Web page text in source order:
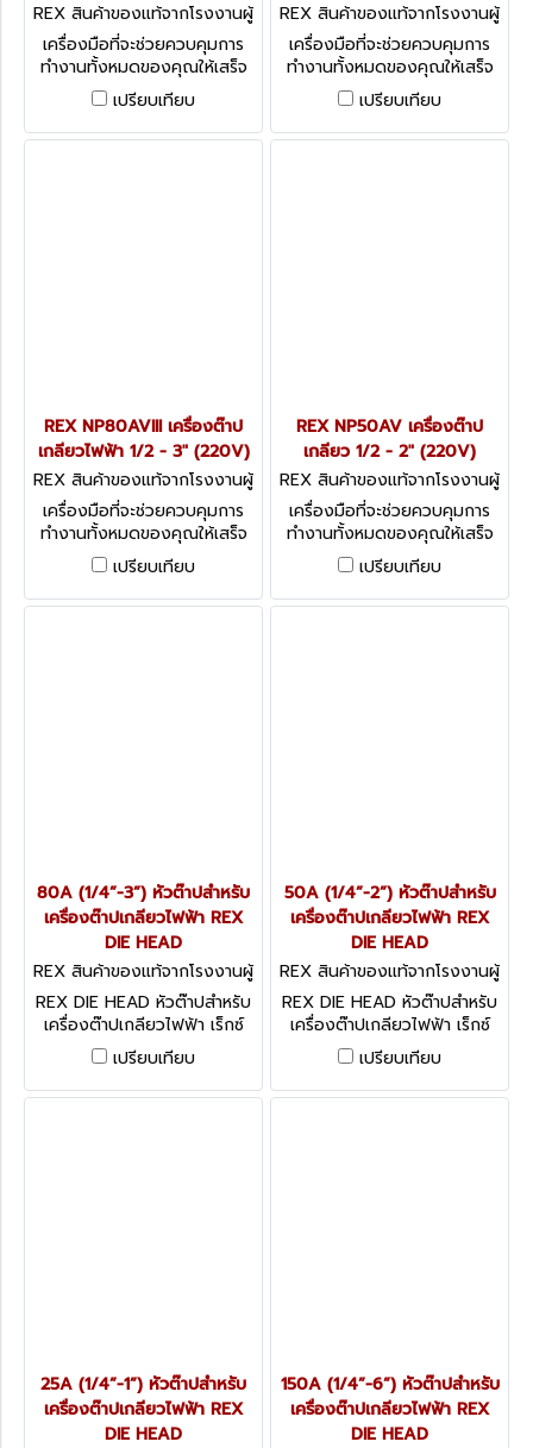
REX สินค้าของแท้จากโรงงานผู้
ผลิต NP80A
เครื่องมือที่จะช่วยควบคุมการ
ทำงานทั้งหมดของคุณให้เสร็จ
สิ้นในขั้นตอนเดียว โดยพื้นฐาน
แนวคิดใหม่ออกแบบมาเพื่อให้
ง่ายต่อการใช้งาน
เปรียบเทียบ
REX สินค้าของแท้จากโรงงานผู้
ผลิต NT50
เครื่องมือที่จะช่วยควบคุมการ
ทำงานทั้งหมดของคุณให้เสร็จ
สิ้นในขั้นตอนเดียว โดยพื้นฐาน
แนวคิดใหม่ออกแบบมาเพื่อให้
ง่ายต่อการใช้งาน
เปรียบเทียบ
REX NP80AVIII เครื่องต๊าป
เกลียวไฟฟ้า 1/2 - 3" (220V)
REX สินค้าของแท้จากโรงงานผู้
ผลิต NP80AVIII
เครื่องมือที่จะช่วยควบคุมการ
ทำงานทั้งหมดของคุณให้เสร็จ
สิ้นในขั้นตอนเดียว โดยพื้นฐาน
แนวคิดใหม่ออกแบบมาเพื่อให้
ง่ายต่อการใช้งาน
เปรียบเทียบ
REX NP50AV เครื่องต๊าป
เกลียว 1/2 - 2" (220V)
REX สินค้าของแท้จากโรงงานผู้
ผลิต NP50AV
เครื่องมือที่จะช่วยควบคุมการ
ทำงานทั้งหมดของคุณให้เสร็จ
สิ้นในขั้นตอนเดียว โดยพื้นฐาน
แนวคิดใหม่ออกแบบมาเพื่อให้
ง่ายต่อการใช้งาน มีประสิทธิภาพ
เปรียบเทียบ
80A (1/4”-3”) หัวต๊าปสำหรับ
เครื่องต๊าปเกลียวไฟฟ้า REX
DIE HEAD
REX สินค้าของแท้จากโรงงานผู้
ผลิต 80A
REX DIE HEAD หัวต๊าปสำหรับ
เครื่องต๊าปเกลียวไฟฟ้า เร็กซ์
ทุกรุ่น
เปรียบเทียบ
50A (1/4”-2”) หัวต๊าปสำหรับ
เครื่องต๊าปเกลียวไฟฟ้า REX
DIE HEAD
REX สินค้าของแท้จากโรงงานผู้
ผลิต 50A
REX DIE HEAD หัวต๊าปสำหรับ
เครื่องต๊าปเกลียวไฟฟ้า เร็กซ์
ทุกรุ่น
เปรียบเทียบ
25A (1/4”-1”) หัวต๊าปสำหรับ
เครื่องต๊าปเกลียวไฟฟ้า REX
DIE HEAD
150A (1/4”-6”) หัวต๊าปสำหรับ
เครื่องต๊าปเกลียวไฟฟ้า REX
DIE HEAD